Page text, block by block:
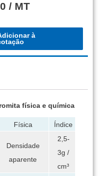
/ MT
à
física e química
Física Índice
Densidade
aparente
2,5-
3g /
cm³